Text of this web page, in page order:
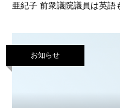
亜紀子 前衆議院議員は英語
お知らせ